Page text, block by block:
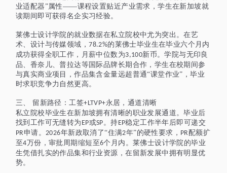
业适配器”属性——课程设置贴近产业需求，学生在新加坡就
读期间即可获得名企实习经验。
莱佛士设计学院的就业数据在私立院校中尤为突出。在艺
术、设计与传媒领域，78.2%的莱佛士毕业生在毕业六个月内
成功获得全职工作，月薪中位数为3,100新币。学院与无印良
品、香奈儿、普拉达等国际品牌长期合作，学生在校期间参
与真实商业项目，作品集含金量远超普通“课堂作业”，毕业
时求职竞争力自然更高。
三、 留新路径：工签+LTVP+永居，通道清晰
私立院校毕业生在新加坡拥有清晰的职业发展通道。毕业 后
找到工作可无缝转为 EP或SP 。持EP稳定工作半年后即可递交
PR申请。 2026年新政取消了“住满2年”的硬性要求， PR配额扩
至4万份，审批周期缩短至6个月内。莱佛士设计学院的毕业
生凭借扎实的作品集和行业资源，在留新发展中拥有明显优
势。